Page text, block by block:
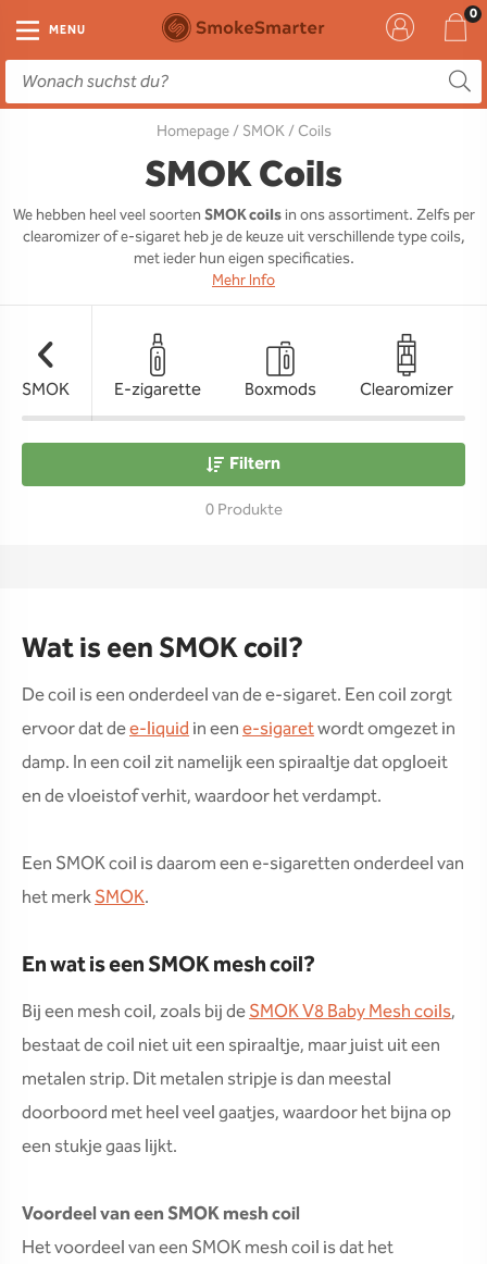
MENU E-Zigarette
E-Zigaretten Starter-Sets
Clearomizer
Coils
Akkus
Einweg
Einweg Vape
Liquids
E-Liquid
Base
Zubehör
Clearomizer
Driptips
Akkus
Ladegeräte
Ersatzgläser
DIY
Aromen
Wick & Coils
Liquid Flaschen
Homepage/SMOK/ Coils
SMOK Coils
We hebben heel veel soortenSMOK coilsin ons assortiment. Zelfs per
clearomizer of e-sigaret heb je de keuze uit verschillende type coils,
met ieder hun eigen specificaties.
Mehr Info
SMOK E-zigarette Boxmods Clearomizer
Filtern
0 Produkte
Wat is een SMOK coil?
De coil is een onderdeel van de e-sigaret. Een coil zorgt
ervoor dat dee-liquidin eene-sigaretwordt omgezet in
damp. In een coil zit namelijk een spiraaltje dat opgloeit
en de vloeistof verhit, waardoor het verdampt.
Een SMOK coil is daarom een e-sigaretten onderdeel van
het merkSMOK.
En wat is een SMOK mesh coil?
Bij een mesh coil, zoals bij deSMOK V8 Baby Mesh coils,
bestaat de coil niet uit een spiraaltje, maar juist uit een
metalen strip. Dit metalen stripje is dan meestal
doorboord met heel veel gaatjes, waardoor het bijna op
een stukje gaas lijkt.
Voordeel van een SMOK mesh coil
Het voordeel van een SMOK mesh coil is dat het